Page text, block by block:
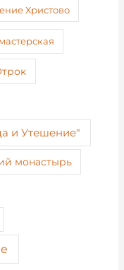
Христово
и Утешение"
монастырь